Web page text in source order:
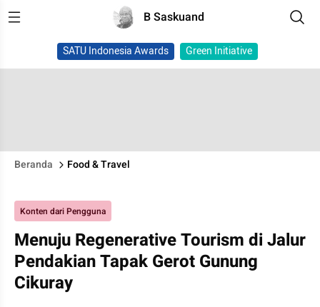
B Saskuand
SATU Indonesia Awards Green Initiative
Beranda Food & Travel
Konten dari Pengguna
Menuju Regenerative Tourism di Jalur
Pendakian Tapak Gerot Gunung
Cikuray